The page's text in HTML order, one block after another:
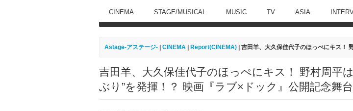
CINEMA STAGE/MUSICAL MUSIC TV ASIA
Astage-アステージ- CINEMA Report(CINEMA) | 吉田羊、大久保佳代子のほっぺにキス！
吉田羊、大久保佳代子のほっぺにキス！ 野村周平
ぶり”を発揮！？ 映画『ラブ×ドック』公開記念舞